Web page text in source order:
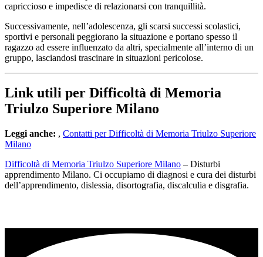
capriccioso e impedisce di relazionarsi con tranquillità.
Successivamente, nell’adolescenza, gli scarsi successi scolastici,
sportivi e personali peggiorano la situazione e portano spesso il
ragazzo ad essere influenzato da altri, specialmente all’interno di un
gruppo, lasciandosi trascinare in situazioni pericolose.
Link utili per Difficoltà di Memoria
Triulzo Superiore Milano
Leggi anche: , Contatti per Difficoltà di Memoria Triulzo Superiore
Milano
Difficoltà di Memoria Triulzo Superiore Milano – Disturbi
apprendimento Milano. Ci occupiamo di diagnosi e cura dei disturbi
dell’apprendimento, dislessia, disortografia, discalculia e disgrafia.